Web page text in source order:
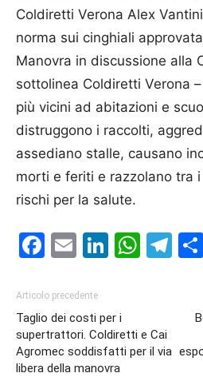
Coldiretti Verona Alex
norma sui cinghiali
Manovra in discussione alla
sottolinea Coldiretti Verona
più vicini ad abitazioni e
distruggono i raccolti,
assediano stalle, causano
morti e feriti e razzolano tra
rischi per la salute.
Facebook
EmailLinkedIn
Articolo precedente
Taglio dei costi per i
supertrattori. Coldiretti e Cai
Agromec soddisfatti per il via
libera della manovra